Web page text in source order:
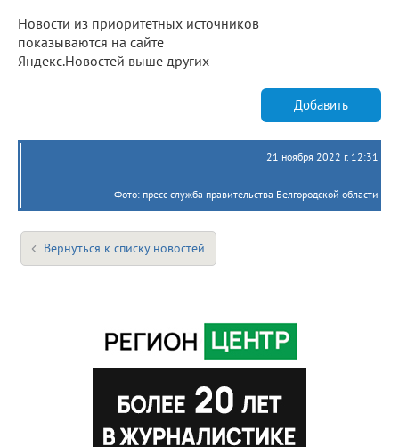
Новости из приоритетных источников
показываются на сайте
Яндекс.Новостей выше других
Добавить
21 ноября 2022 г. 12:31
Фото: пресс-служба правительства Белгородской области
Вернуться к списку новостей